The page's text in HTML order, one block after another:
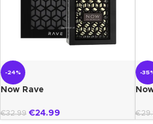
-24%
Now Rave
€32.99 €24.99
-
€